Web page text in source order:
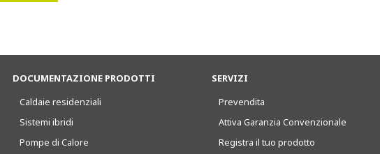
DOCUMENTAZIONE PRODOTTI
Caldaie residenziali
Sistemi ibridi
Pompe di Calore
SERVIZI
Prevendita
Attiva Garanzia Convenzionale
Registra il tuo prodotto